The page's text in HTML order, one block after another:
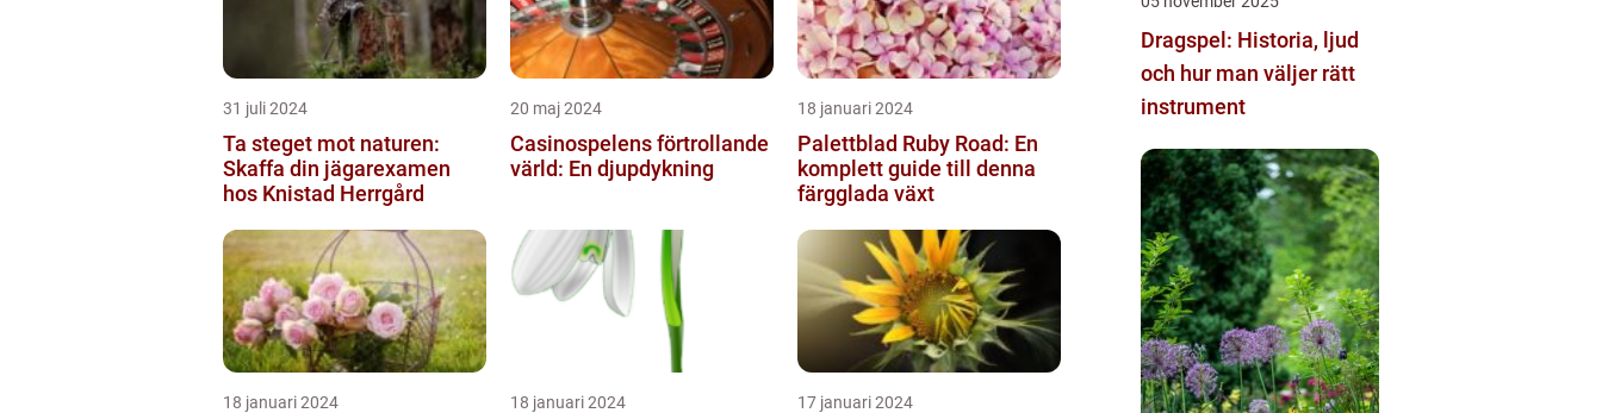
31 juli 2024
Ta steget mot naturen:
Skaffa din jägarexamen
hos Knistad Herrgård
20 maj 2024
Casinospelens förtrollande
värld: En djupdykning
18 januari 2024
Palettblad Ruby Road: En
komplett guide till denna
färgglada växt
18 januari 2024 18 januari 2024 17 januari 2024
Dragspel: Historia, ljud
och hur man väljer rätt
instrument